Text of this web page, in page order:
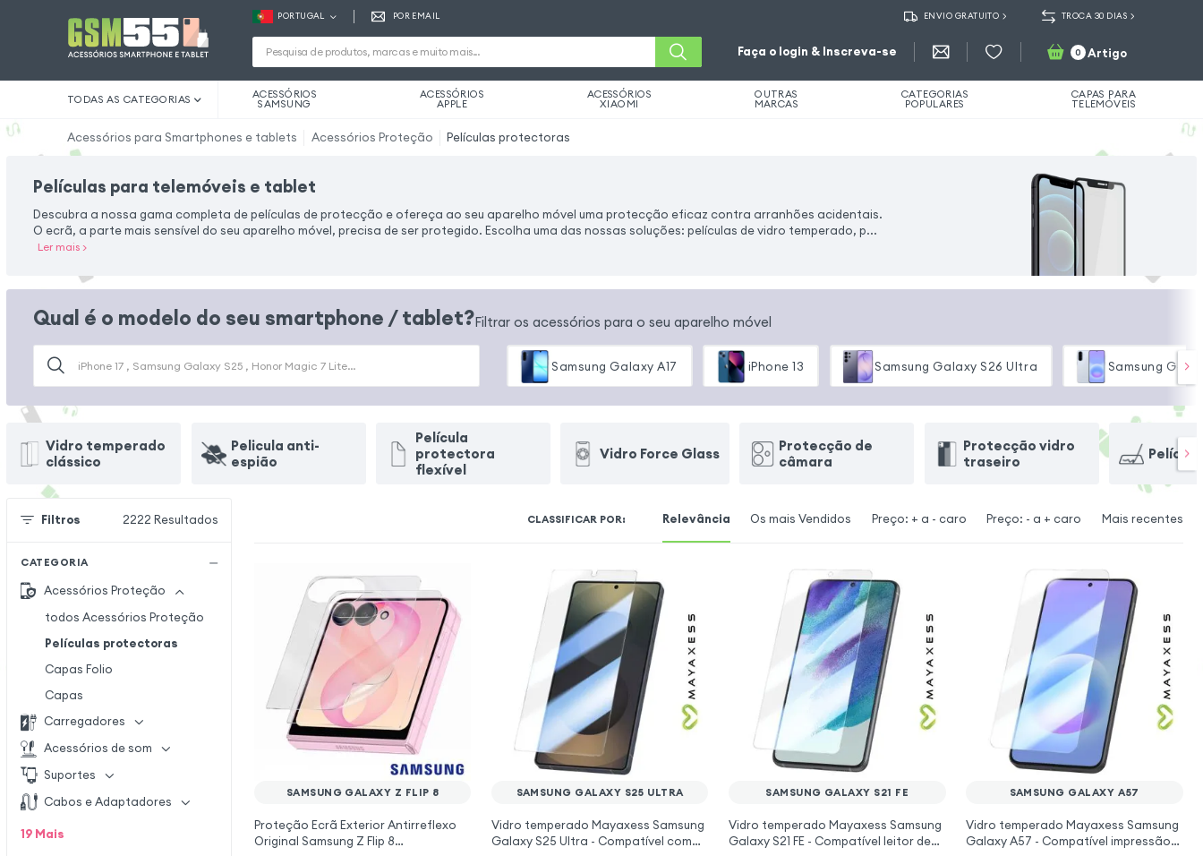
PORTUGAL POR EMAIL ENVIO GRATUITO TROCA 30 DIAS
Faça o login & Inscreva-se 0 Artigo
TODAS AS CATEGORIAS ACESSÓRIOS
SAMSUNG
ACESSÓRIOS
APPLE
ACESSÓRIOS
XIAOMI
OUTRAS
MARCAS
CATEGORIAS
POPULARES
CAPAS PARA
TELEMÓVEIS
Acessórios para Smartphones e tablets Acessórios Proteção Películas protectoras
Películas para telemóveis e tablet
Descubra a nossa gama completa de películas de protecção e ofereça ao seu aparelho móvel uma protecção eficaz contra arranhões acidentais.
O ecrã, a parte mais sensível do seu aparelho móvel, precisa de ser protegido. Escolha uma das nossas soluções: películas de vidro temperado, p...
Ler mais>
Qual é o modelo do seu smartphone / tablet?Filtrar os acessórios para o seu aparelho móvel
Samsung Galaxy A17 iPhone 13 Samsung Galaxy S26 Ultra Samsung
Vidro temperado
clássico
Pelicula anti-
espião
Película
protectora
flexível
Vidro Force Glass
Protecção de
câmara
Protecção vidro
traseiro
Filtros 2222 Resultados
CATEGORIA
Acessórios Proteção
todos Acessórios Proteção
Películas protectoras
Capas Folio
Capas
Carregadores
Acessórios de som
Suportes
Cabos e Adaptadores
19 Mais
CLASSIFICAR POR: Relevância Os mais Vendidos Preço: + a - caro Preço: - a + caro Mais recentes
SAMSUNG GALAXY Z FLIP 8
Proteção Ecrã Exterior Antirreflexo
Original Samsung Z Flip 8
SAMSUNG GALAXY S25 ULTRA
Vidro temperado Mayaxess Samsung
Galaxy S25 Ultra - Compatível com
SAMSUNG GALAXY S21 FE
Vidro temperado Mayaxess Samsung
Galaxy S21 FE - Compatível leitor de
SAMSUNG GALAXY A57
Vidro temperado Mayaxess Samsung
Galaxy A57 - Compatível impressão